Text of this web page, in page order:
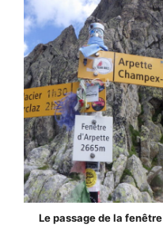
Le passage de la fenêtre